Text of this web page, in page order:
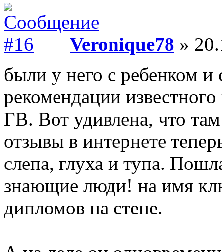
Veronique78 »
были у него с ребенком и
рекомендации
ГВ. Вот удивлена, что
отзывы в интернете
слепа, глуха и тупа.
знающие люди! на имя
дипломов на стене.